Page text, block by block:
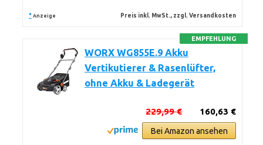
* Anzeige Preis inkl. MwSt., zzgl. Versandkosten
EMPFEHLUNG
WORX WG855E.9 Akku
Vertikutierer & Rasenlüfter,
ohne Akku & Ladegerät
160,63 €
229,99 €
Bei Amazon ansehen